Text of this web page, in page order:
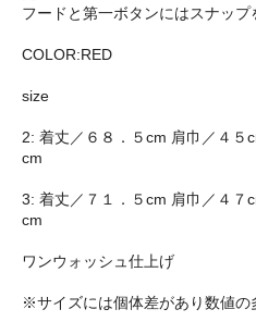
フードと第一ボタンにはスナップ
COLOR:RED
size
2: 着丈／６８．５cm 肩巾／４
cm
3: 着丈／７１．５cm 肩巾／４
cm
ワンウォッシュ仕上げ
※サイズには個体差があり数値の